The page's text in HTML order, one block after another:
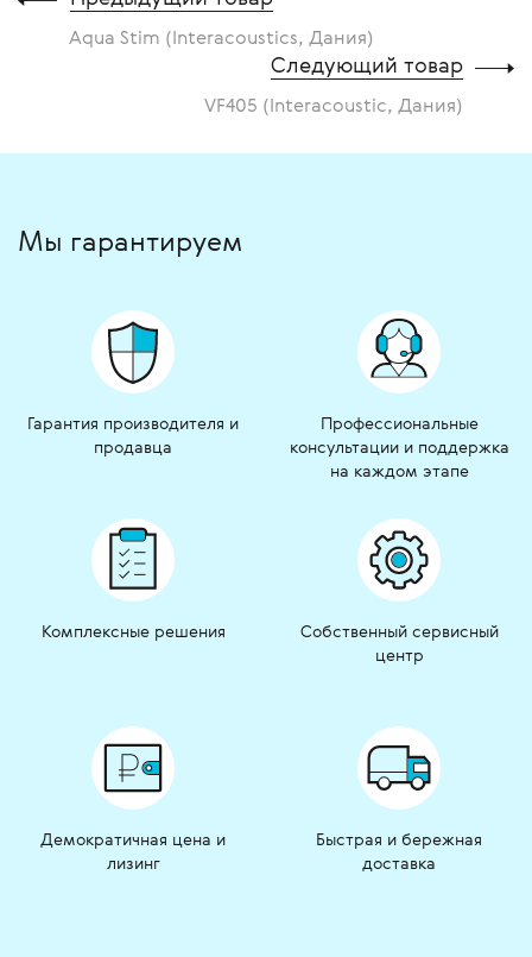
Aqua Stim (Interacoustics, Дания)
Следующий товар
VF405 (Interacoustic, Дания)
Мы гарантируем
Гарантия производителя и
продавца
Профессиональные
консультации и поддержка
на каждом этапе
Комплексные решения
Собственный сервисный
центр
Демократичная цена и
лизинг
Быстрая и бережная
доставка